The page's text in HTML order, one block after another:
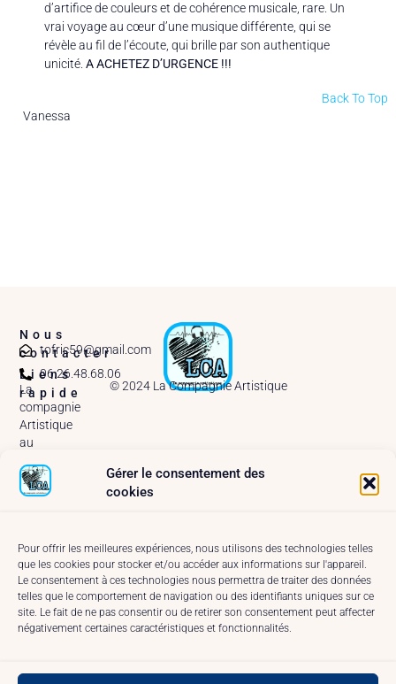
Gérer le consentement des
cookies
Pour offrir les meilleures expériences, nous utilisons des technologies telles
que les cookies pour stocker et/ou accéder aux informations sur l'appareil.
Le consentement à ces technologies nous permettra de traiter des données
telles que le comportement de navigation ou des identifiants uniques sur ce
site. Le fait de ne pas consentir ou de retirer son consentement peut affecter
négativement certaines caractéristiques et fonctionnalités.
d’artifice de couleurs et de cohérence musicale, rare. Un
vrai voyage au cœur d’une musique différente, qui se
révèle au fil de l’écoute, qui brille par son authentique
unicité. A ACHETEZ D’URGENCE !!!
Vanessa
© 2024 La Compagnie Artistique
Liens
rapide
La
compagnie
Artistique
au
Arras –
2025
Réseaux
et
Contact
Conditions
Politique
Nous
contacter
tofric59@gmail.com
06.26.48.68.06
Back To Top